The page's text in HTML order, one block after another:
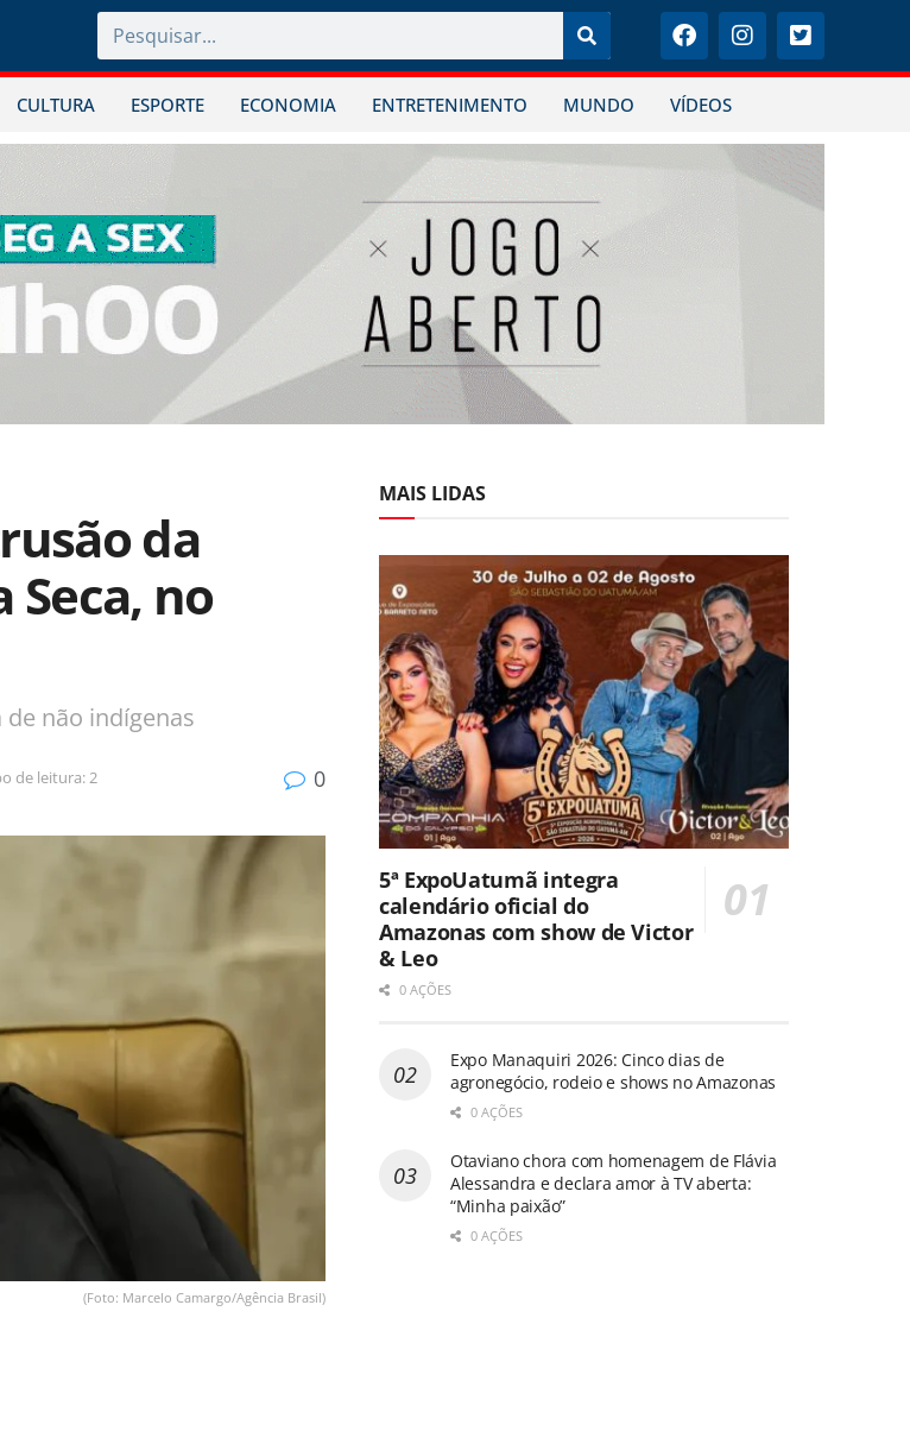
CULTURA ESPORTE ECONOMIA ENTRETENIMENTO MUNDO VÍDEOS
da
no
não indígenas
de leitura: 2 0
(Foto: Marcelo Camargo/Agência Brasil)
MAIS LIDAS
5ª ExpoUatumã integra
calendário oficial do
Amazonas com show de Victor
& Leo
0 AÇÕES
Expo Manaquiri 2026: Cinco dias de
agronegócio, rodeio e shows no Amazonas
0 AÇÕES
Otaviano chora com homenagem de Flávia
Alessandra e declara amor à TV aberta:
“Minha paixão”
0 AÇÕES